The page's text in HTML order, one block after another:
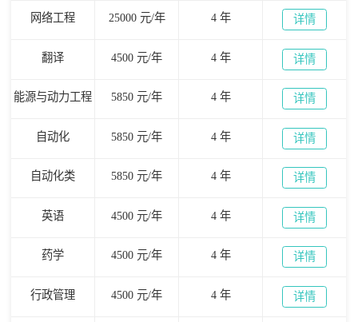
网络工程 25000 元/年 4 年 详情
翻译 4500 元/年 4 年 详情
能源与动力工程 5850 元/年 4 年 详情
自动化 5850 元/年 4 年 详情
自动化类 5850 元/年 4 年 详情
英语 4500 元/年 4 年 详情
药学 4500 元/年 4 年 详情
行政管理 4500 元/年 4 年 详情